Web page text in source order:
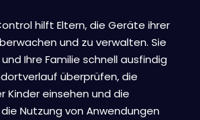
hilft Eltern, die Geräte ihrer
und zu verwalten. Sie
Ihre Familie schnell ausfindig
überprüfen, die
Kinder einsehen und die
Nutzung von Anwendungen